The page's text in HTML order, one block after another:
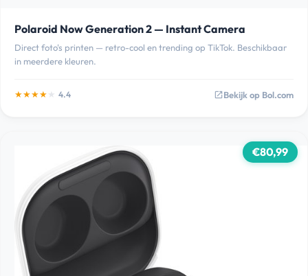
Polaroid Now Generation 2 — Instant Camera
Direct foto's printen — retro-cool en trending op TikTok. Beschikbaar
in meerdere kleuren.
★★★★ ★ 4.4 open_in_newBekijk op Bol.com
€80,99